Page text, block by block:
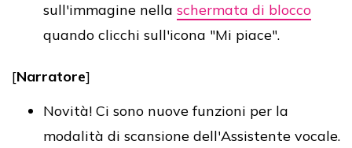
sull'immagine nella schermata di blocco
quando clicchi sull'icona "Mi piace".
[Narratore]
Novità! Ci sono nuove funzioni per la
modalità di scansione dell'Assistente vocale.